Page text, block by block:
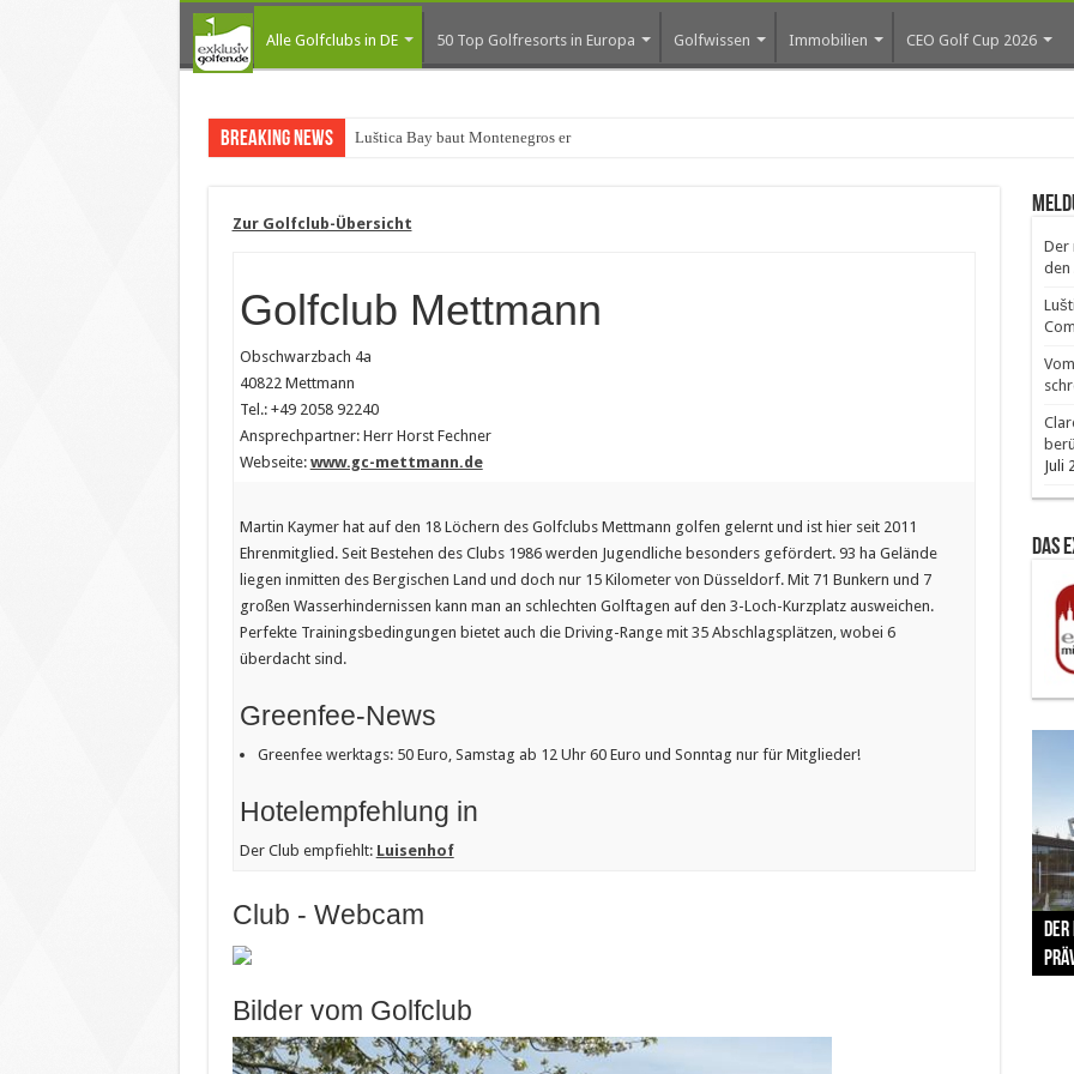
Alle Golfclubs in DE 50 Top Golfresorts in Europa Golfwissen Immobilien CEO Golf Cup 2026
Breaking News Luštica Bay baut Montenegros erste Golf-Community weiter aus
Zur Golfclub-Übersicht
Golfclub Mettmann
Obschwarzbach 4a
40822 Mettmann
Tel.: +49 2058 92240
Ansprechpartner: Herr Horst Fechner
Webseite: www.gc-mettmann.de
Martin Kaymer hat auf den 18 Löchern des Golfclubs Mettmann golfen gelernt und ist hier seit 2011
Ehrenmitglied. Seit Bestehen des Clubs 1986 werden Jugendliche besonders gefördert. 93 ha Gelände
liegen inmitten des Bergischen Land und doch nur 15 Kilometer von Düsseldorf. Mit 71 Bunkern und 7
großen Wasserhindernissen kann man an schlechten Golftagen auf den 3-Loch-Kurzplatz ausweichen.
Perfekte Trainingsbedingungen bietet auch die Driving-Range mit 35 Abschlagsplätzen, wobei 6
überdacht sind.
Greenfee-News
Greenfee werktags: 50 Euro, Samstag ab 12 Uhr 60 Euro und Sonntag nur für Mitglieder!
Hotelempfehlung in
Der Club empfiehlt: Luisenhof
Club - Webcam
Bilder vom Golfclub
Der
den
Juli
Das
The